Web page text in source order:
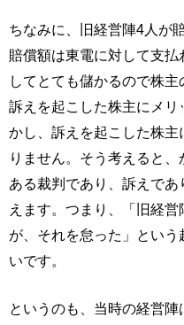
ちなみに、旧経営陣4人が
賠償額は東電に対して支
してとても儲かるので株主
訴えを起こした株主にメ
かし、訴えを起こした株
りません。そう考えると
ある裁判であり、訴えで
えます。つまり、「旧経
が、それを怠った」とい
いです。
というのも、当時の経営